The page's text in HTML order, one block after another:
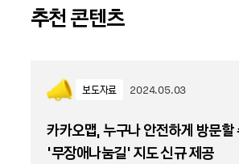
추천 콘텐츠
보도자료 2024.05.03
카카오맵, 누구나 안전하게 방문할
‘무장애나눔길' 지도 신규 제공